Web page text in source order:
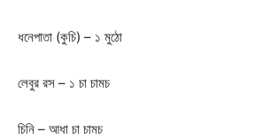
ধনেপাতা (কুচি) – ১ মুঠো
লেবুর রস – ১ চা চামচ
চিনি – আধা চা চামচ